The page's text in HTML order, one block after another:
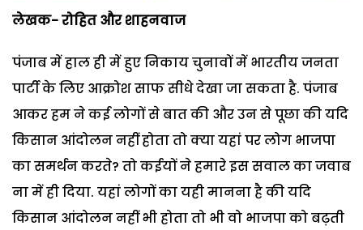
लेखक- रोहित और शाहनवाज
पंजाब में हाल ही में हुए निकाय चुनावों में भारतीय जनता
पार्टी के लिए आक्रोश साफ सीधे देखा जा सकता है. पंजाब
आकर हम ने कई लोगों से बात की और उन से पूछा की यदि
किसान आंदोलन नहीं होता तो क्या यहां पर लोग भाजपा
का समर्थन करते? तो कईयों ने हमारे इस सवाल का जवाब
ना में ही दिया. यहां लोगों का यही मानना है की यदि
किसान आंदोलन नहीं भी होता तो भी वो भाजपा को बढ़ती